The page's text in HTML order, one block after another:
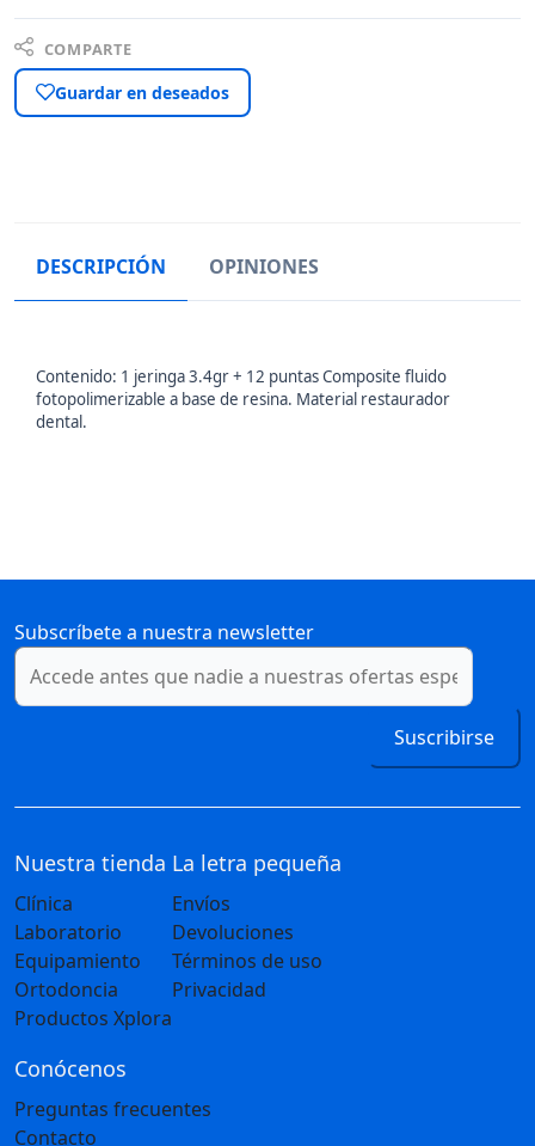
COMPARTE
Guardar en deseados
DESCRIPCIÓN OPINIONES
Contenido: 1 jeringa 3.4gr + 12 puntas Composite fluido
fotopolimerizable a base de resina. Material restaurador
dental.
Subscríbete a nuestra newsletter
Suscribirse
Nuestra tienda
Clínica
Laboratorio
Equipamiento
Ortodoncia
Productos Xplora
La letra pequeña
Envíos
Devoluciones
Términos de uso
Privacidad
Conócenos
Preguntas frecuentes
Contacto